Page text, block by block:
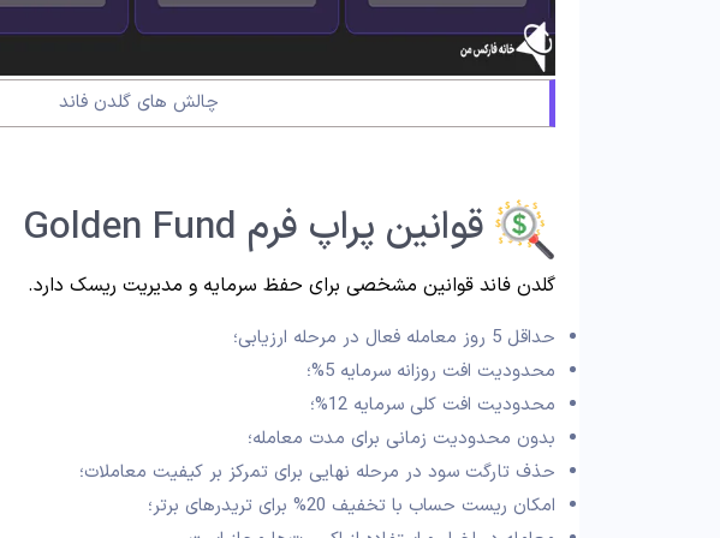
چالش های گلدن فاند
قوانین پراپ فرم Golden Fund
گلدن فاند قوانین مشخصی برای حفظ سرمایه و مدیریت ریسک دارد.
حداقل 5 روز معامله فعال در مرحله ارزیابی؛
محدودیت افت روزانه سرمایه 5%؛
محدودیت افت کلی سرمایه 12%؛
بدون محدودیت زمانی برای مدت معامله؛
حذف تارگت سود در مرحله نهایی برای تمرکز بر کیفیت معاملات؛
امکان ریست حساب با تخفیف 20% برای تریدرهای برتر؛